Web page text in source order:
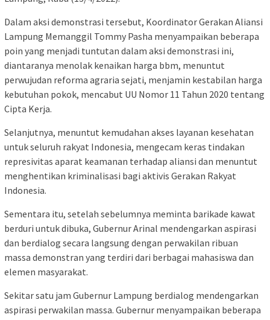
Dalam aksi demonstrasi tersebut, Koordinator Gerakan Aliansi
Lampung Memanggil Tommy Pasha menyampaikan beberapa
poin yang menjadi tuntutan dalam aksi demonstrasi ini,
diantaranya menolak kenaikan harga bbm, menuntut
perwujudan reforma agraria sejati, menjamin kestabilan harga
kebutuhan pokok, mencabut UU Nomor 11 Tahun 2020 tentang
Cipta Kerja.
Selanjutnya, menuntut kemudahan akses layanan kesehatan
untuk seluruh rakyat Indonesia, mengecam keras tindakan
represivitas aparat keamanan terhadap aliansi dan menuntut
menghentikan kriminalisasi bagi aktivis Gerakan Rakyat
Indonesia.
Sementara itu, setelah sebelumnya meminta barikade kawat
berduri untuk dibuka, Gubernur Arinal mendengarkan aspirasi
dan berdialog secara langsung dengan perwakilan ribuan
massa demonstran yang terdiri dari berbagai mahasiswa dan
elemen masyarakat.
Sekitar satu jam Gubernur Lampung berdialog mendengarkan
aspirasi perwakilan massa. Gubernur menyampaikan beberapa